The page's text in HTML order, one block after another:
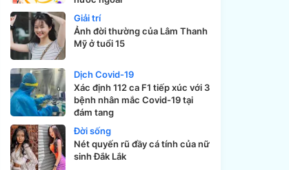
Giải trí
Ảnh đời thường của Lâm Thanh
Mỹ ở tuổi 15
Dịch Covid-19
Xác định 112 ca F1 tiếp xúc với 3
bệnh nhân mắc Covid-19 tại
đám tang
Đời sống
Nét quyến rũ đầy cá tính của nữ
sinh Đắk Lắk